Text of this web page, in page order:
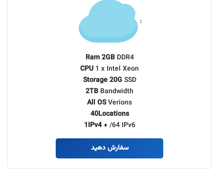
:
Ram 2GB DDR4
CPU 1 x Intel Xeon
Storage 20GSSD
2TB Bandwidth
All OSVerions
40Locations
1IPv4 +/64 IPv6
سفارش دهید